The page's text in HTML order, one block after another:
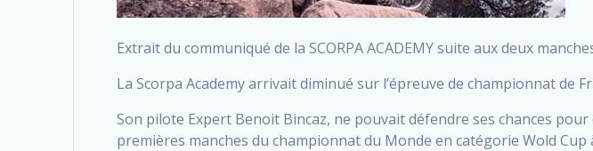
Extrait du communiqué de la SCORPA ACADEMY suite aux deux
La Scorpa Academy arrivait diminué sur l’épreuve de championnat de
Son pilote Expert Benoit Bincaz, ne pouvait défendre ses chances
premières manches du championnat du Monde en catégorie Wold